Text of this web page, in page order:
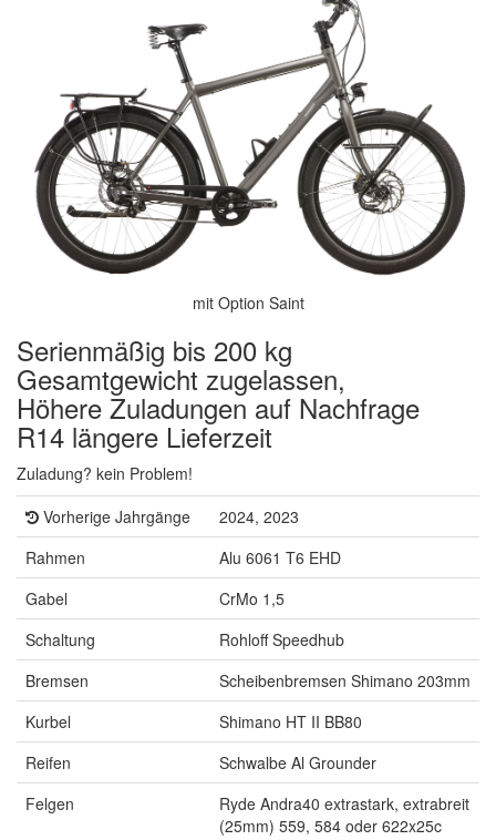
mit Option Saint
Serienmäßig bis 200 kg
Gesamtgewicht zugelassen,
Höhere Zuladungen auf Nachfrage
R14 längere Lieferzeit
Zuladung? kein Problem!
Vorherige Jahrgänge
2024, 2023
Rahmen
Alu 6061 T6 EHD
Gabel
CrMo 1,5
Schaltung
Rohloff Speedhub
Bremsen
Scheibenbremsen Shimano 203mm
Kurbel
Shimano HT II BB80
Reifen
Schwalbe Al Grounder
Felgen
Ryde Andra40 extrastark, extrabreit
(25mm) 559, 584 oder 622x25c